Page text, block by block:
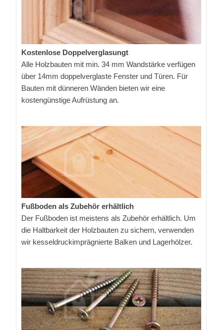
Kostenlose Doppelverglasungt
Alle Holzbauten mit min. 34 mm Wandstärke verfügen
über 14mm doppelverglaste Fenster und Türen. Für
Bauten mit dünneren Wänden bieten wir eine
kostengünstige Aufrüstung an.
Fußboden als Zubehör erhältlich
Der Fußboden ist meistens als Zubehör erhältlich. Um
die Haltbarkeit der Holzbauten zu sichern, verwenden
wir kesseldruckimprägnierte Balken und Lagerhölzer.